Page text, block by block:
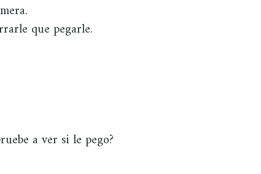
que pegarle.
a ver si le pego?